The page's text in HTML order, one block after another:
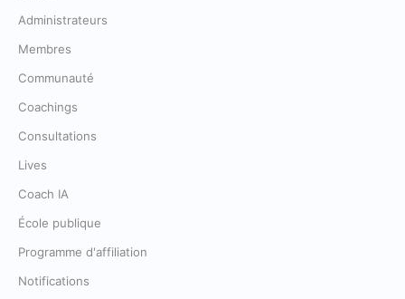
Administrateurs
Membres
Communauté
Coachings
Consultations
Lives
Coach IA
École publique
Programme d'affiliation
Notifications